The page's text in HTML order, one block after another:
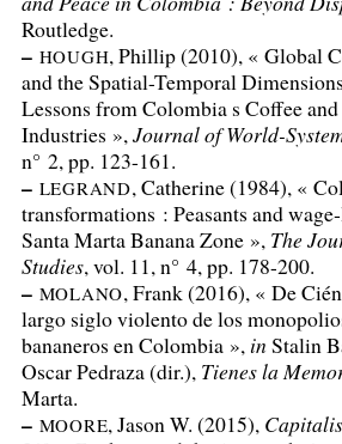
Routledge.
– HOUGH, Phillip (2010), « Global
and the Spatial-Temporal
Lessons from Colombia s Coffee
Industries »,Journal of World-
n° 2, pp. 123-161.
– LEGRAND, Catherine (1984), «
transformations : Peasants and
Santa Marta Banana Zone », The
Studies, vol. 11, n° 4, pp. 178-200.
– MOLANO, Frank (2016), « De
largo siglo violento de los
bananeros en Colombia », in Stalin
Oscar Pedraza (dir.), Tienes la
Marta.
– MOORE, Jason W. (2015),